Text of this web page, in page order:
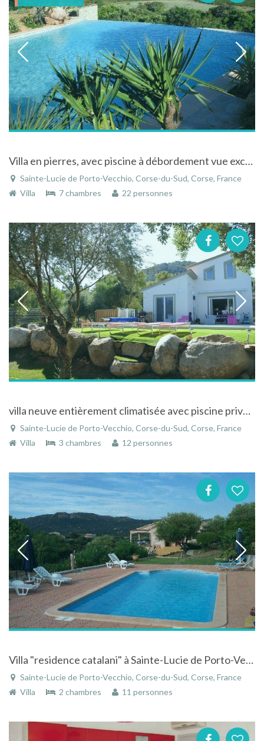
Villa en pierres, avec piscine à débordement vue exceptionnelle à Sainte-Lucie de Porto-Vecchio
Sainte-Lucie de Porto-Vecchio, Corse-du-Sud, Corse, France
Villa
7 chambres 22 personnes
villa neuve entièrement climatisée avec piscine privée proche des plages
Sainte-Lucie de Porto-Vecchio, Corse-du-Sud, Corse, France
Villa
3 chambres 12 personnes
Villa "residence catalani" à Sainte-Lucie de Porto-Vecchio en Corse
Sainte-Lucie de Porto-Vecchio, Corse-du-Sud, Corse, France
Villa
2 chambres 11 personnes